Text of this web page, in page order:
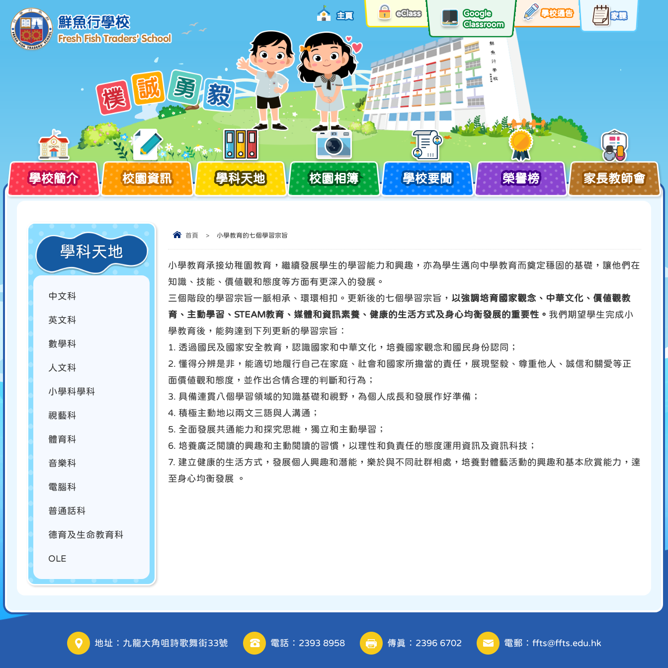
主頁 eClass Google
Classroom
學校通告 家課
學校簡介 校園資訊 學科天地 校園相簿 學校要聞 榮譽榜 家長教師會
首頁 > 小學教育的七個學習宗旨
小學教育承接幼稚園教育，繼續發展學生的學習能力和興趣，亦為學生邁向中學教育而奠定穩固的基礎，讓他們在
知識、技能、價值觀和態度等方面有更深入的發展。
三個階段的學習宗旨一脈相承、環環相扣。更新後的七個學習宗旨， 以強調培育國家觀念、中華文化、價值觀教
育、主動學習、STEAM教育、媒體和資訊素養、健康的生活方式及身心均衡發展的重要性。 我們期望學生完成小
學教育後，能夠達到下列更新的學習宗旨：
1. 透過國民及國家安全教育，認識國家和中華文化，培養國家觀念和國民身份認同；
2. 懂得分辨是非，能適切地履行自己在家庭、社會和國家所擔當的責任，展現堅毅、尊重他人、誠信和關愛等正
面價值觀和態度，並作出合情合理的判斷和行為；
3. 具備連貫八個學習領域的知識基礎和視野，為個人成長和發展作好準備；
4. 積極主動地以兩文三語與人溝通；
5. 全面發展共通能力和探究思維，獨立和主動學習；
6. 培養廣泛閱讀的興趣和主動閱讀的習慣，以理性和負責任的態度運用資訊及資訊科技；
7. 建立健康的生活方式，發展個人興趣和潛能，樂於與不同社群相處，培養對體藝活動的興趣和基本欣賞能力，達
至身心均衡發展 。
學科天地
中文科
英文科
數學科
人文科
小學科學科
視藝科
體育科
音樂科
電腦科
普通話科
德育及生命教育科
OLE
地址：九龍大角咀詩歌舞街33號 電話：2393 8958 傳真：2396 6702 電郵： ffts@ffts.edu.hk